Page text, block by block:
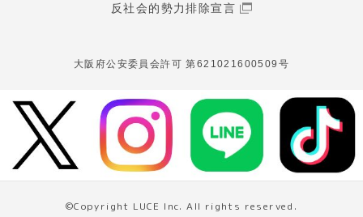
反社会的勢力排除宣言
大阪府公安委員会許可 第621021600509号
©Copyright LUCE Inc. All rights reserved.